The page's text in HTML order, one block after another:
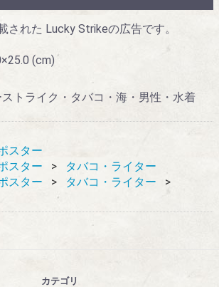
された Lucky Strikeの広告です。
(cm)
トライク・タバコ・海・男性・水着
スター
スター
タバコ・ライター
スター
タバコ・ライター
カテゴリ